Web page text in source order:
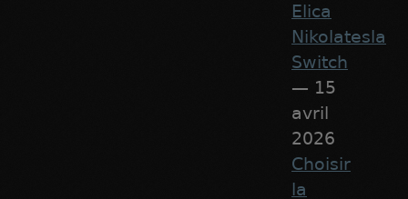
Elica
Nikolatesla
Switch
— 15
avril
2026
Choisir
la